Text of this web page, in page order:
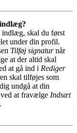
indlæg, skal du først
under din profil.
Tilføj signaturnår
at der altid skal
at gå ind i Rediger
skal tilføjes som
undgå at din
at fravælge Indsæt